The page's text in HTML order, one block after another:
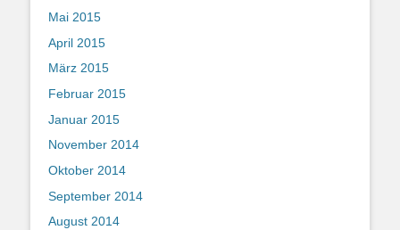
Mai 2015
April 2015
März 2015
Februar 2015
Januar 2015
November 2014
Oktober 2014
September 2014
August 2014